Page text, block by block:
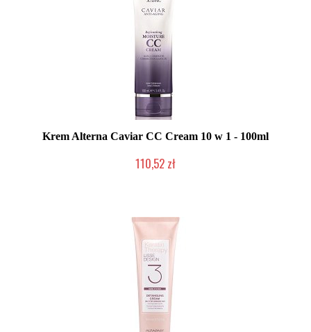
Krem Alterna Caviar CC Cream 10 w 1 - 100ml
110,52 zł